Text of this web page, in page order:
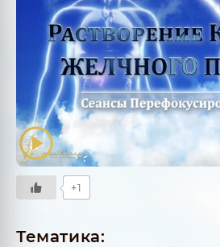
+1
Тематика: